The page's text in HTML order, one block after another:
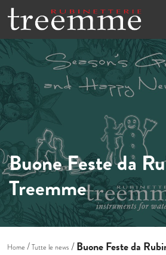
Buone Feste da
Treemme
Home Tutte le news Buone Feste da